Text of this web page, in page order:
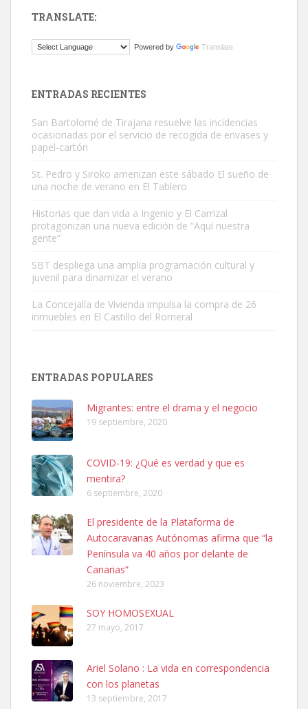
El ayuntamiento se va a llevar a Los Gatos callejeros de la zona los
Este gato macho ha aparecido en la calle hace menos de un mes,
es muy manso y extremadamente cari...
Leales.org » Gran Canaria
Leales.org » Gran Canaria
SHIBA PERDIDO AVDA JOSE MESA Y LOPEZ
PERRO MACHO RAZA SHIBA CON MICROCHIP PERDIDO HOY
06/07/2025 ZONA MESA Y LOPEZ. ES MUY ASUSTADIZO
Leales.org » Gran Canaria
6.7.2025
Ninfa perdida
El día 5 se los perdió una ninfa papillera, asustada tiene miedo a la
calle, se perdió por la zon...
TRANSLATE:
Powered by Translate
ENTRADAS RECIENTES
San Bartolomé de Tirajana resuelve las incidencias
ocasionadas por el servicio de recogida de envases y
papel-cartón
St. Pedro y Siroko amenizan este sábado El sueño de
una noche de verano en El Tablero
Historias que dan vida a Ingenio y El Carrizal
protagonizan una nueva edición de “Aquí nuestra
gente”
SBT despliega una amplia programación cultural y
juvenil para dinamizar el verano
La Concejalía de Vivienda impulsa la compra de 26
inmuebles en El Castillo del Romeral
ENTRADAS POPULARES
Migrantes: entre el drama y el negocio
19 septiembre, 2020
COVID-19: ¿Qué es verdad y que es
mentira?
6 septiembre, 2020
El presidente de la Plataforma de
Autocaravanas Autónomas afirma que “la
Península va 40 años por delante de
Canarias”
26 noviembre, 2023
SOY HOMOSEXUAL
27 mayo, 2017
Ariel Solano : La vida en correspondencia
con los planetas
13 septiembre, 2017